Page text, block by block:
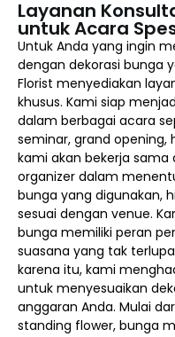
Layanan
untuk Acara
Untuk Anda yang ingin
dengan dekorasi bunga
Florist menyediakan
khusus. Kami siap
dalam berbagai acara
seminar, grand opening,
kami akan bekerja
organizer dalam
bunga yang digunakan,
sesuai dengan venue.
bunga memiliki peran
suasana yang tak
karena itu, kami
untuk menyesuaikan
anggaran Anda. Mulai
standing flower, bunga